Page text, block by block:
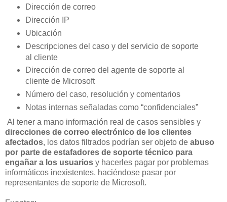
Dirección de correo
Dirección IP
Ubicación
Descripciones del caso y del servicio de soporte
al cliente
Dirección de correo del agente de soporte al
cliente de Microsoft
Número del caso, resolución y comentarios
Notas internas señaladas como “confidenciales”
Al tener a mano información real de casos sensibles y
direcciones de correo electrónico de los clientes
afectados, los datos filtrados podrían ser objeto de abuso
por parte de estafadores de soporte técnico para
engañar a los usuarios y hacerles pagar por problemas
informáticos inexistentes, haciéndose pasar por
representantes de soporte de Microsoft.